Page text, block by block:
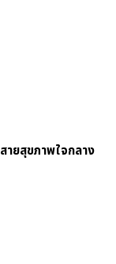
ยสุขภาพใจกลาง